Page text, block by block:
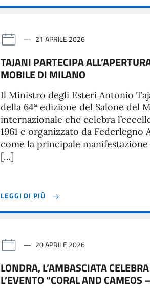
21 APRILE 2026
TAJANI PARTECIPA
MOBILE DI MILANO
Il Ministro degli Esteri Antonio
della 64ª edizione del Salone del
internazionale che celebra
1961 e organizzato da
come la principale
[…]
LEGGI DI PIÙ
20 APRILE 2026
LONDRA, L’AMBASCIATA
L’EVENTO “CORAL AND